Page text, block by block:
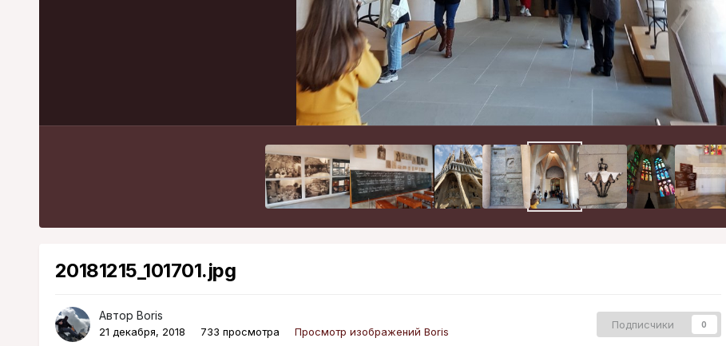
20181215_101701.jpg
Автор Boris
21 декабря, 2018 733 просмотра Просмотр изображений Boris
Подписчики 0